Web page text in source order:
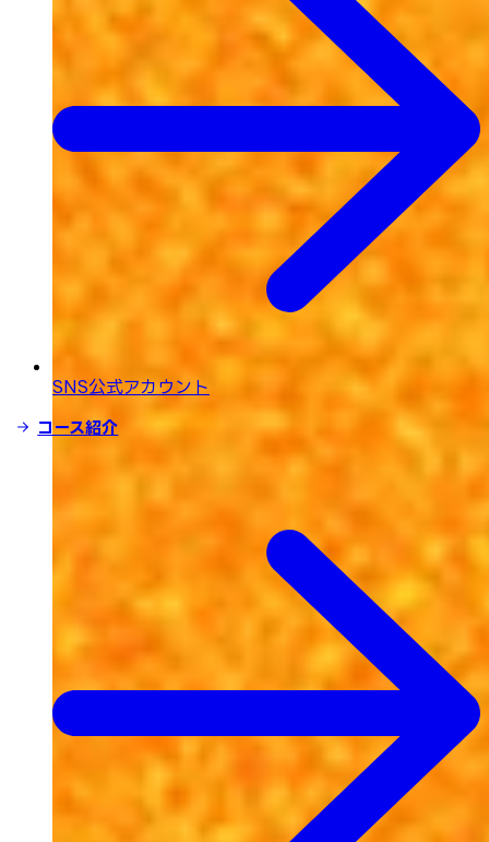
SNS公式アカウント
コース紹介